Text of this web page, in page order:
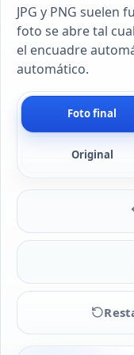
JPG y PNG suelen
foto se abre tal
el encuadre
automático.
Foto final
Original